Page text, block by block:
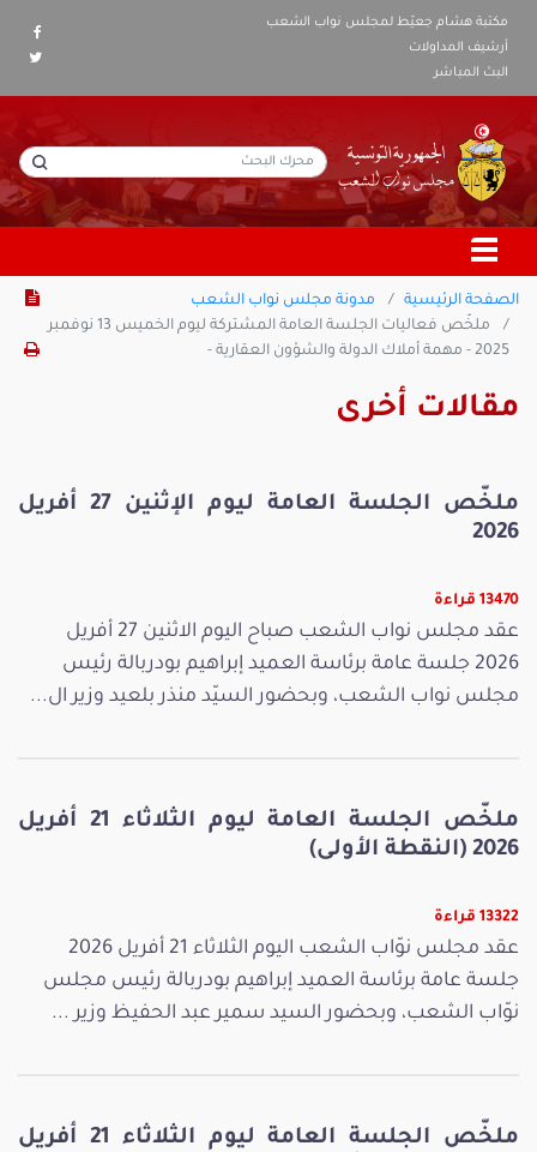
مكتبة هشام جعيّط لمجلس نواب الشعب
أرشيف المداولات
البث المباشر
الصفحة الرئيسية
مدونة مجلس نواب الشعب
ملخّص فعاليات الجلسة العامة المشتركة ليوم الخميس 13 نوفمبر
2025 - مهمة أملاك الدولة والشؤون العقارية -
مقالات أخرى
ملخّص الجلسة العامة ليوم الإثنين 27 أفريل
2026
13470 قراءة
عقد مجلس نواب الشعب صباح اليوم الاثنين 27 أفريل
2026 جلسة عامة برئاسة العميد إبراهيم بودربالة رئيس
مجلس نواب الشعب، وبحضور السيّد منذر بلعيد وزير ال...
ملخّص الجلسة العامة ليوم الثلاثاء 21 أفريل
2026 (النقطة الأولى)
13322 قراءة
عقد مجلس نوّاب الشعب اليوم الثلاثاء 21 أفريل 2026
جلسة عامة برئاسة العميد إبراهيم بودربالة رئيس مجلس
نوّاب الشعب، وبحضور السيد سمير عبد الحفيظ وزير ...
ملخّص الجلسة العامة ليوم الثلاثاء 21 أفريل